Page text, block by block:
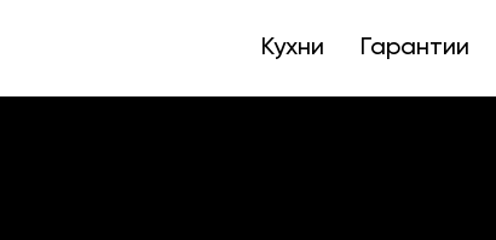
Кухни Гарантии